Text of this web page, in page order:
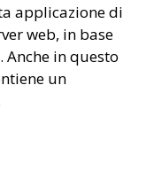
applicazione di
web, in base
in questo
un